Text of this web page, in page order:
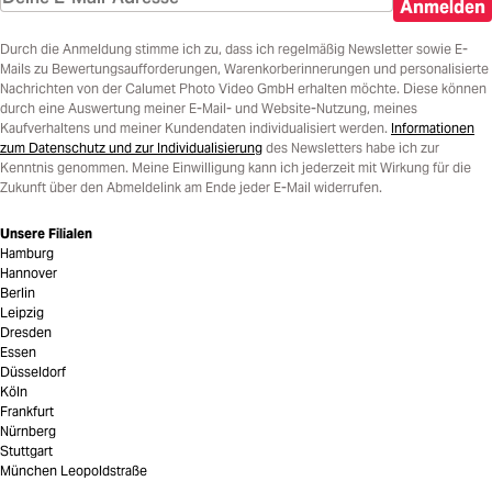
Anmelden
Durch die Anmeldung stimme ich zu, dass ich regelmäßig Newsletter sowie E-
Mails zu Bewertungsaufforderungen, Warenkorberinnerungen und personalisierte
Nachrichten von der Calumet Photo Video GmbH erhalten möchte. Diese können
durch eine Auswertung meiner E-Mail- und Website-Nutzung, meines
Kaufverhaltens und meiner Kundendaten individualisiert werden. Informationen
zum Datenschutz und zur Individualisierung des Newsletters habe ich zur
Kenntnis genommen. Meine Einwilligung kann ich jederzeit mit Wirkung für die
Zukunft über den Abmeldelink am Ende jeder E-Mail widerrufen.
Unsere Filialen
Hamburg
Hannover
Berlin
Leipzig
Dresden
Essen
Düsseldorf
Köln
Frankfurt
Nürnberg
Stuttgart
München Leopoldstraße